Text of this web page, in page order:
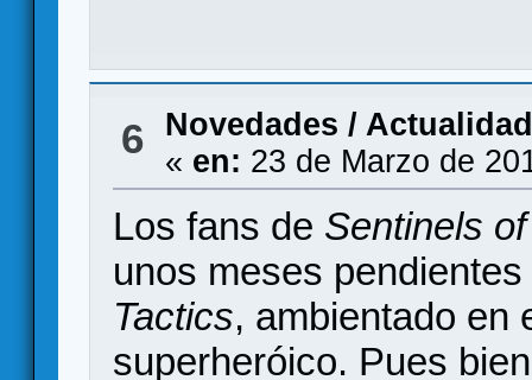
6
Novedades / Actualidad
« en: 23 de Marzo de
Los fans de Sentinels
unos meses
Tactics, ambientado en
superheróico. Pues